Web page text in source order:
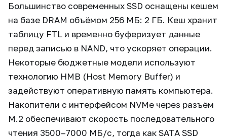
Большинство современных SSD оснащены кешем
на базе DRAM объёмом 256 МБ: 2 ГБ. Кеш хранит
таблицу FTL и временно буферизует данные
перед записью в NAND, что ускоряет операции.
Некоторые бюджетные модели используют
технологию HMB (Host Memory Buffer) и
задействуют оперативную память компьютера.
Накопители с интерфейсом NVMe через разъём
M.2 обеспечивают скорость последовательного
чтения 3500–7000 МБ/с, тогда как SATA SSD